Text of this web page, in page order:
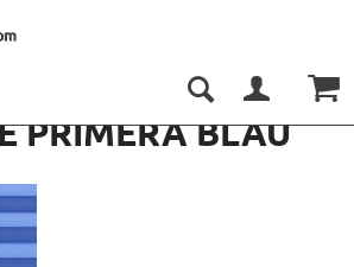
PRIMERA BLAU